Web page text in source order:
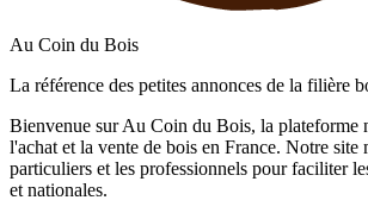
Au Coin du Bois
La référence des petites annonces de la filière
Bienvenue sur Au Coin du Bois, la plateforme
l'achat et la vente de bois en France. Notre site
particuliers et les professionnels pour faciliter
et nationales.